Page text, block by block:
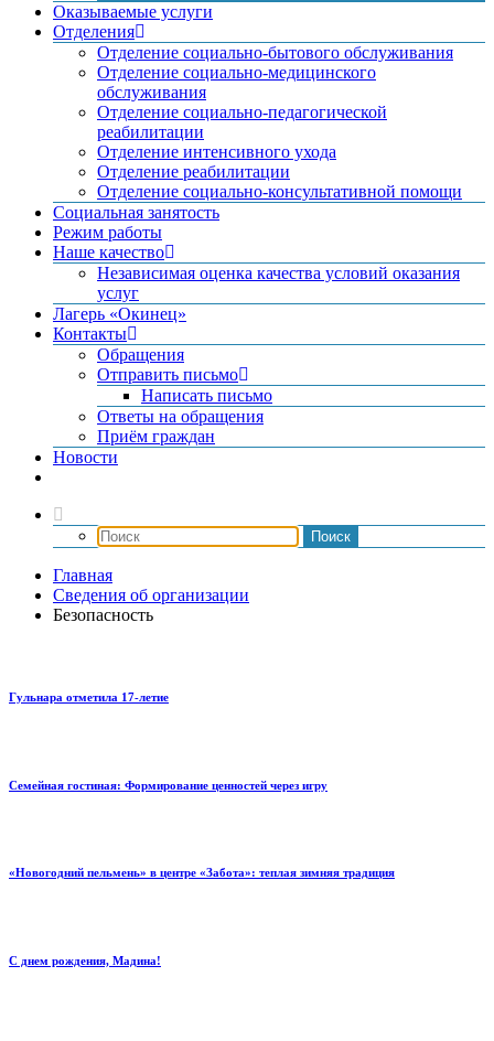
Оказываемые услуги
Отделения
Отделение социально-бытового обслуживания
Отделение социально-медицинского
обслуживания
Отделение социально-педагогической
реабилитации
Отделение интенсивного ухода
Отделение реабилитации
Отделение социально-консультативной помощи
Социальная занятость
Режим работы
Наше качество
Независимая оценка качества условий оказания
услуг
Лагерь «Окинец»
Контакты
Обращения
Отправить письмо
Написать письмо
Ответы на обращения
Приём граждан
Новости
Главная
Сведения об организации
Безопасность
Гульнара отметила 17‑летие
Семейная гостиная: Формирование ценностей через игру
«Новогодний пельмень» в центре «Забота»: теплая зимняя традиция
С днем рождения, Мадина!